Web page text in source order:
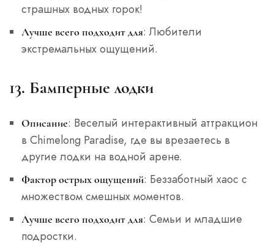
страшных водных горок!
Лучше всего подходит для: Любители
экстремальных ощущений.
13. Бамперные лодки
Описание: Веселый интерактивный аттракцион
в Chimelong Paradise, где вы врезаетесь в
другие лодки на водной арене.
Фактор острых ощущений: Беззаботный хаос с
множеством смешных моментов.
Лучше всего подходит для: Семьи и младшие
подростки.